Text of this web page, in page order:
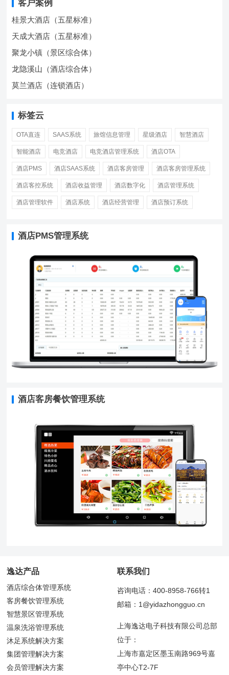
客户案例
桂景大酒店（五星标准）
天成大酒店（五星标准）
聚龙小镇（景区综合体）
龙隐溪山（酒店综合体）
莫兰酒店（连锁酒店）
标签云
OTA直连 SAAS系统 旅馆信息管理 星级酒店 智慧酒店
智能酒店 电竞酒店 电竞酒店管理系统 酒店OTA
酒店PMS 酒店SAAS系统 酒店客房管理 酒店客房管理系统
酒店客控系统 酒店收益管理 酒店数字化 酒店管理系统
酒店管理软件 酒店系统 酒店经营管理 酒店预订系统
酒店PMS管理系统
酒店客房餐饮管理系统
逸达产品
酒店综合体管理系统
客房餐饮管理系统
智慧景区管理系统
温泉洗浴管理系统
沐足系统解决方案
集团管理解决方案
会员管理解决方案
联系我们
咨询电话：400-8958-766转1
邮箱：1@yidazhongguo.cn
上海逸达电子科技有限公司总部
位于：
上海市嘉定区墨玉南路969号嘉
亭中心T2-7F